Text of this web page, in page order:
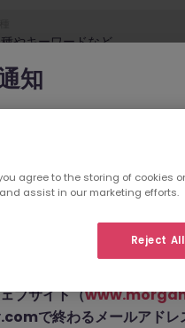
ちらの
た。
知
ルタントになりすまし
イトやドメイン（例：
用し、虚偽のソーシャル
プリを通じて偽の求人情
ます。
ブサイト（
で終わるメールアドレ
agree to the storing of cookies
assist in our marketing efforts.
Reject All